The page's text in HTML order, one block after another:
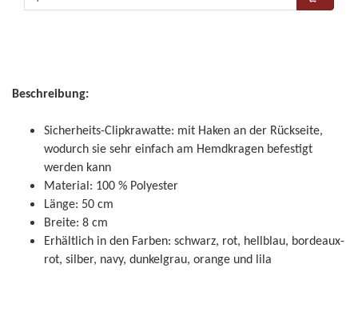
Beschreibung:
Sicherheits-Clipkrawatte: mit Haken an der Rückseite,
wodurch sie sehr einfach am Hemdkragen befestigt
werden kann
Material: 100 % Polyester
Länge: 50 cm
Breite: 8 cm
Erhältlich in den Farben: schwarz, rot, hellblau, bordeaux-
rot, silber, navy, dunkelgrau, orange und lila